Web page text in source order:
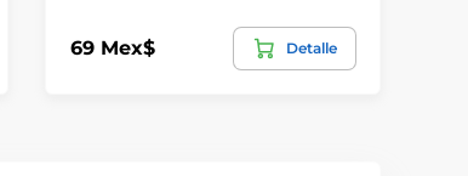
69 Mex$ Detalle